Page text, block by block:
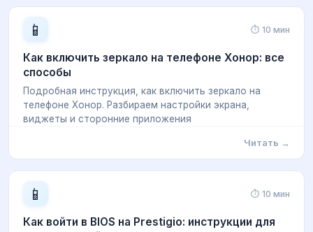
📱 ⏱ 10 мин
Как включить зеркало на телефоне Хонор: все
способы
Подробная инструкция, как включить зеркало на
телефоне Хонор. Разбираем настройки экрана,
виджеты и сторонние приложения
Читать →
📱 ⏱ 10 мин
Как войти в BIOS на Prestigio: инструкции для